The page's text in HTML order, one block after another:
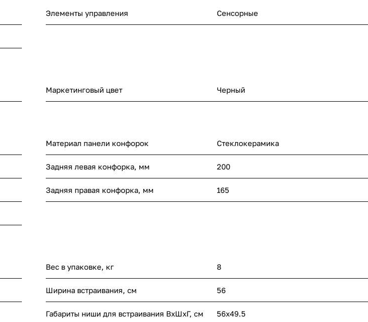
Элементы управления Сенсорные
Маркетинговый цвет Черный
Материал панели конфорок Стеклокерамика
Задняя левая конфорка, мм 200
Задняя правая конфорка, мм 165
Вес в упаковке, кг 8
Ширина встраивания, см 56
Габариты ниши для встраивания ВхШхГ, cм 56х49.5